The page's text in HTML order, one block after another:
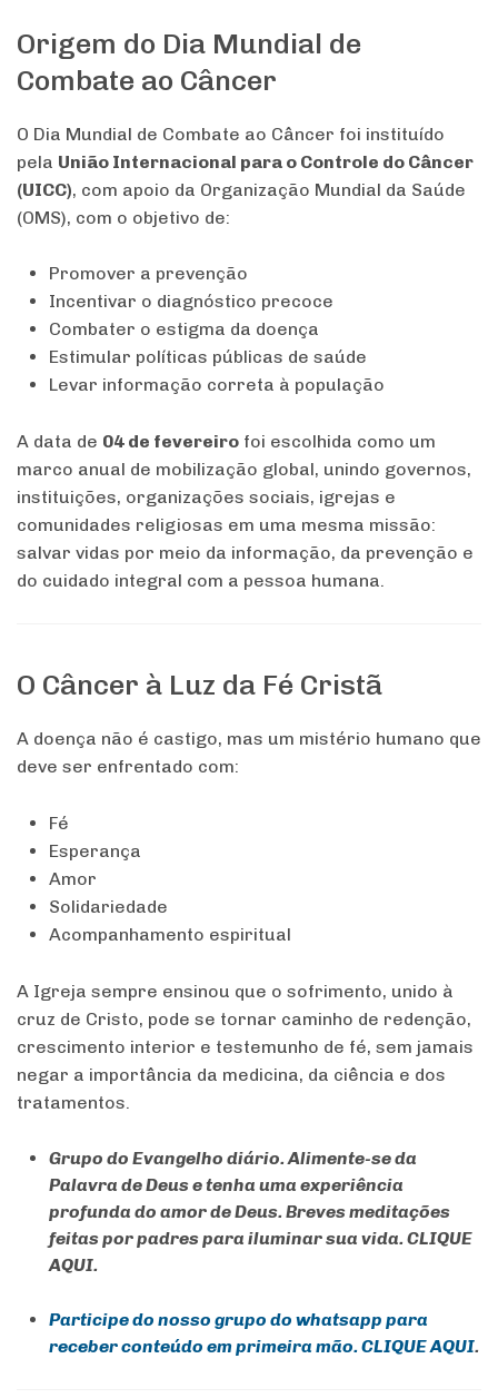
Origem do Dia Mundial de
Combate ao Câncer
O Dia Mundial de Combate ao Câncer foi instituído
pela União Internacional para o Controle do Câncer
(UICC), com apoio da Organização Mundial da Saúde
(OMS), com o objetivo de:
Promover a prevenção
Incentivar o diagnóstico precoce
Combater o estigma da doença
Estimular políticas públicas de saúde
Levar informação correta à população
A data de 04 de fevereiro foi escolhida como um
marco anual de mobilização global, unindo governos,
instituições, organizações sociais, igrejas e
comunidades religiosas em uma mesma missão:
salvar vidas por meio da informação, da prevenção e
do cuidado integral com a pessoa humana.
O Câncer à Luz da Fé Cristã
A doença não é castigo, mas um mistério humano que
deve ser enfrentado com:
Fé
Esperança
Amor
Solidariedade
Acompanhamento espiritual
A Igreja sempre ensinou que o sofrimento, unido à
cruz de Cristo, pode se tornar caminho de redenção,
crescimento interior e testemunho de fé, sem jamais
negar a importância da medicina, da ciência e dos
tratamentos.
Grupo do Evangelho diário. Alimente-se da
Palavra de Deus e tenha uma experiência
profunda do amor de Deus. Breves meditações
feitas por padres para iluminar sua vida. CLIQUE
AQUI.
Participe do nosso grupo do whatsapp para
receber conteúdo em primeira mão. CLIQUE AQUI.